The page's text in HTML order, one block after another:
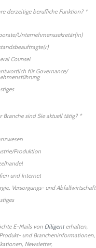
derzeitige berufliche Funktion? *
Unternehmenssekretär(in)
Counsel
für Governance/
Branche sind Sie aktuell tätig? *
Produktion
und Internet
Versorgungs- und Abfallwirtschaft
E-Mails von Diligenterhalten,
und Brancheninformationen,
Newsletter,